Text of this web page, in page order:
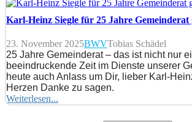
Karl-Heinz Siegle für 25 Jahre Gemeinderat
23. November 2025BWVTobias Schädel
25 Jahre Gemeinderat – das ist nicht nur
beeindruckende Zeit im Dienste unserer
heute auch Anlass um Dir, lieber Karl-
Herzen Danke zu sagen.
Weiterlesen...